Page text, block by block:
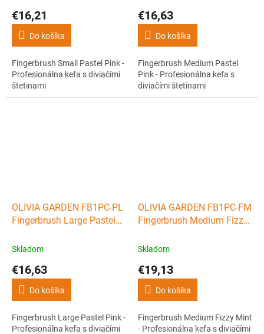
€16,21
Do košíka
Fingerbrush Small Pastel Pink -
Profesionálna kefa s diviačími
štetinami
€16,63
Do košíka
Fingerbrush Medium Pastel
Pink - Profesionálna kefa s
diviačími štetinami
OLIVIA GARDEN FB1PC-PL
Fingerbrush Large Pastel
diviačími štetinami
Skladom
€16,63
Do košíka
Fingerbrush Large Pastel Pink -
Profesionálna kefa s diviačími
OLIVIA GARDEN FB1PC-FM
Fingerbrush Medium Fizzy
diviačími štetinami
Skladom
€19,13
Do košíka
Fingerbrush Medium Fizzy Mint
- Profesionálna kefa s diviačími